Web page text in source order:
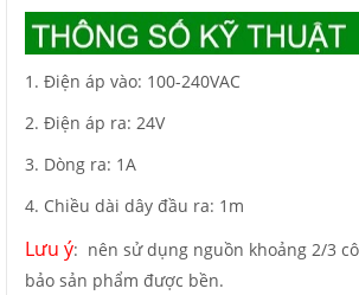
1. Điện áp vào: 100-240VAC
2. Điện áp ra: 24V
3. Dòng ra: 1A
4. Chiều dài dây đầu ra: 1m
Lưu ý: nên sử dụng nguồn khoảng 2/3
bảo sản phẩm được bền.